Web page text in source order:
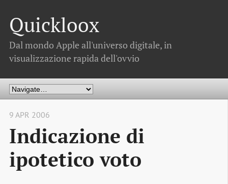
Quickloox
Dal mondo Apple all'universo digitale, in
visualizzazione rapida dell'ovvio
9 APR 2006
Indicazione di
ipotetico voto